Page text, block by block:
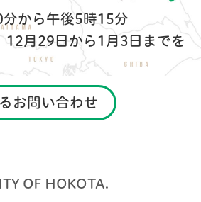
から午後5時15分
12月29日から1月3日までを
お問い合わせ
OF HOKOTA.